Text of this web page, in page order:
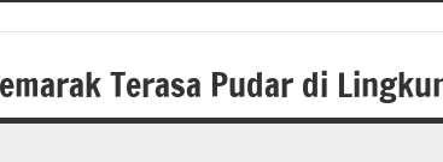
Terasa Pudar di